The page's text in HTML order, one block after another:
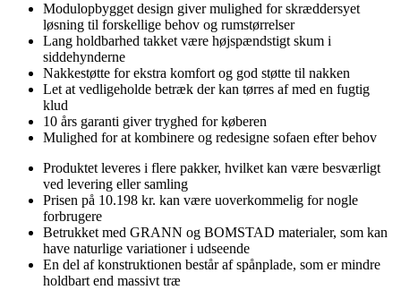
Modulopbygget design giver mulighed for skræddersyet
løsning til forskellige behov og rumstørrelser
Lang holdbarhed takket være højspændstigt skum i
siddehynderne
Nakkestøtte for ekstra komfort og god støtte til nakken
Let at vedligeholde betræk der kan tørres af med en fugtig
klud
10 års garanti giver tryghed for køberen
Mulighed for at kombinere og redesigne sofaen efter behov
Produktet leveres i flere pakker, hvilket kan være besværligt
ved levering eller samling
Prisen på 10.198 kr. kan være uoverkommelig for nogle
forbrugere
Betrukket med GRANN og BOMSTAD materialer, som kan
have naturlige variationer i udseende
En del af konstruktionen består af spånplade, som er mindre
holdbart end massivt træ